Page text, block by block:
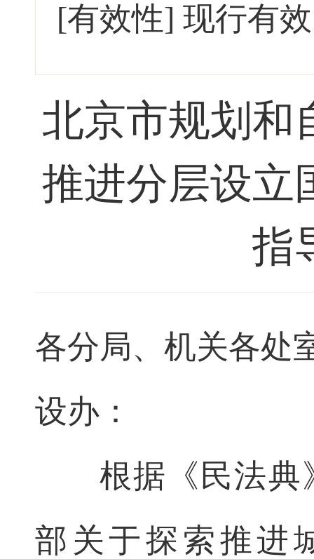
[有效性] 现行有效
北京市规划和
推进分层设立
指
各分局、机关各处
设办：
根据《民法典
部关于探索推进